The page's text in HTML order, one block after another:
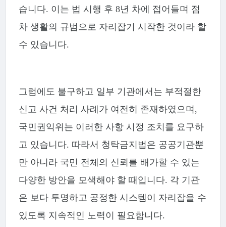
습니다. 이는 법 시행 후 8년 차에 접어들며 점
차 생활의 규범으로 자리잡기 시작한 것이라 할
수 있습니다.
그럼에도 불구하고 일부 기관에서는 부적절한
신고 사건 처리 사례가 여전히 존재하였으며,
국민권익위는 이러한 사항 시정 조치를 요구하
고 있습니다. 따라서 청탁금지법은 공공기관뿐
만 아니라 국민 전체의 신뢰를 배가할 수 있는
다양한 방안을 모색해야 할 때입니다. 각 기관
은 보다 투명하고 공정한 시스템이 자리잡을 수
있도록 지속적인 노력이 필요합니다.